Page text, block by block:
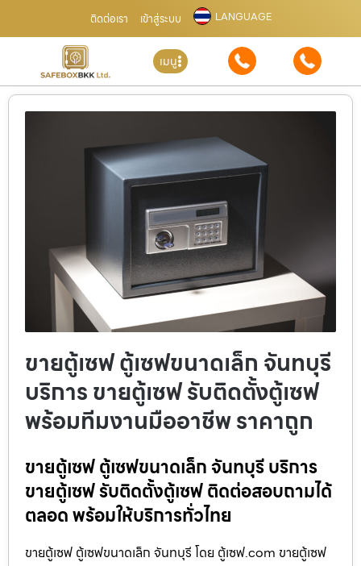
ติดต่อเรา เข้าสู่ระบบ LANGUAGE
เมนู
ขายตู้เซฟ ตู้เซฟขนาดเล็ก จันทบุรี
บริการ ขายตู้เซฟ รับติดตั้งตู้เซฟ
พร้อมทีมงานมืออาชีพ ราคาถูก
ขายตู้เซฟ ตู้เซฟขนาดเล็ก จันทบุรี บริการ
ขายตู้เซฟ รับติดตั้งตู้เซฟ ติดต่อสอบถามได้
ตลอด พร้อมให้บริการทั่วไทย
ขายตู้เซฟ ตู้เซฟขนาดเล็ก จันทบุรี โดย ตู้เซฟ.com ขายตู้เซฟ